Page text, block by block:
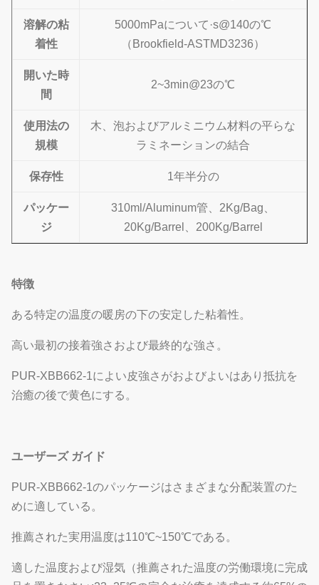
溶解の粘
着性
5000mPaについて·s@140の℃
（Brookfield-ASTMD3236）
開いた時
間
2~3min@23の℃
使用法の
規模
木、泡およびアルミニウム材料の平らな
ラミネーションの結合
保存性 1年半分の
パッケー
ジ
310ml/Aluminum管、2Kg/Bag、
20Kg/Barrel、200Kg/Barrel
特徴
ある特定の温度の暖房の下の安定した粘着性。
高い最初の接着強さおよび最終的な強さ。
PUR-XBB662-1によい皮強さがおよびよいはあり抵抗を
治癒の後で黄色にする。
ユーザーズ ガイド
PUR-XBB662-1のパッケージはさまざまな分配装置のた
めに適している。
推薦された実用温度は110℃~150℃である。
適した温度および湿気（推薦された温度の労働環境に完成